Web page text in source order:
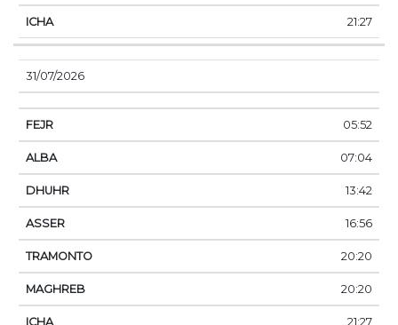
21:27
31/07/2026
05:52
07:04
13:42
16:56
20:20
20:20
21:27